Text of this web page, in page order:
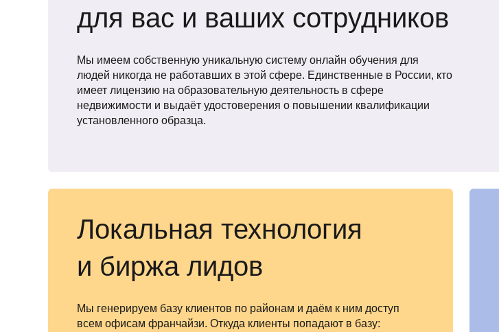
для вас и ваших сотрудников
Мы имеем собственную уникальную систему онлайн обучения для
людей никогда не работавших в этой сфере. Единственные в России, кто
имеет лицензию на образовательную деятельность в сфере
недвижимости и выдаёт удостоверения о повышении квалификации
установленного образца.
Локальная технология
и биржа лидов
Мы генерируем базу клиентов по районам и даём к ним доступ
всем офисам франчайзи. Откуда клиенты попадают в базу: